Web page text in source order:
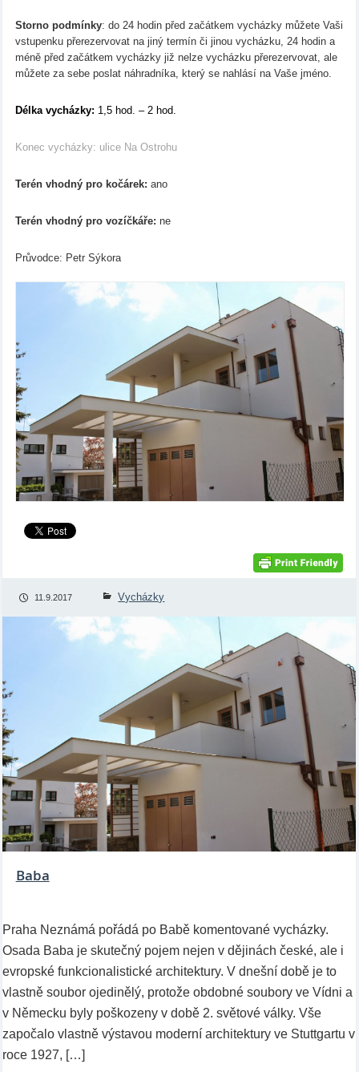
Storno podmínky: do 24 hodin před začátkem vycházky můžete Vaši
vstupenku přerezervovat na jiný termín či jinou vycházku, 24 hodin a
méně před začátkem vycházky již nelze vycházku přerezervovat, ale
můžete za sebe poslat náhradníka, který se nahlásí na Vaše jméno.
Délka vycházky: 1,5 hod. – 2 hod.
Konec vycházky: ulice Na Ostrohu
Terén vhodný pro kočárek: ano
Terén vhodný pro vozíčkáře: ne
Průvodce: Petr Sýkora
11.9.2017 Vycházky
Baba
Praha Neznámá pořádá po Babě komentované vycházky.
Osada Baba je skutečný pojem nejen v dějinách české, ale i
evropské funkcionalistické architektury. V dnešní době je to
vlastně soubor ojedinělý, protože obdobné soubory ve Vídni a
v Německu byly poškozeny v době 2. světové války. Vše
započalo vlastně výstavou moderní architektury ve Stuttgartu v
roce 1927, […]